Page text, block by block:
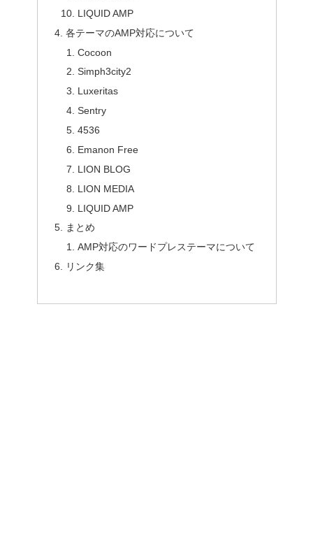
LIQUID AMP
各テーマのAMP対応について
Cocoon
Simph3city2
Luxeritas
Sentry
4536
Emanon Free
LION BLOG
LION MEDIA
LIQUID AMP
まとめ
AMP対応のワードプレステーマについて
リンク集